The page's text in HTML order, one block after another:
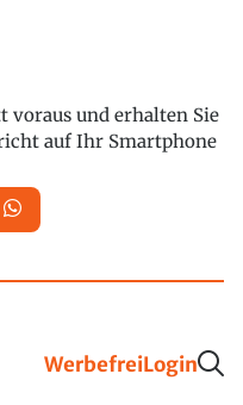
voraus und erhalten Sie
auf Ihr Smartphone
WerbefreiLogin